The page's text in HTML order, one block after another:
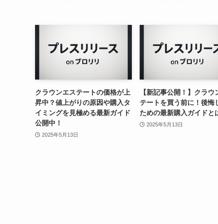
クラウンエステートの価格が上
昇中？値上がりの原因や購入タ
イミングを見極める最新ガイド
公開中！
2025年5月13日
【新記事公開！】クラウ
テートを買う前に！後悔
ための最新購入ガイドと
2025年5月13日